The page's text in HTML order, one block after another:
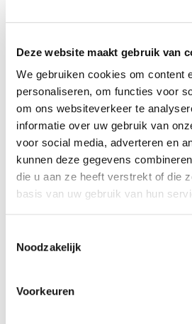
Deze website maakt gebruik van
We gebruiken cookies om content
personaliseren, om functies voor
om ons websiteverkeer te
informatie over uw gebruik van
voor social media, adverteren en
kunnen deze gegevens
die u aan ze heeft verstrekt of die
basis van uw gebruik van hun
Noodzakelijk
Voorkeuren
Inspiratie
Bekijk tal van bouwplannen
breng een bezoek aan